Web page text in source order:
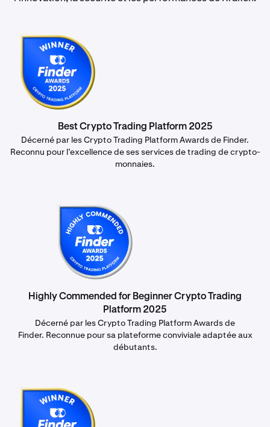
Best Crypto Trading Platform 2025
Décerné par les Crypto Trading Platform Awards de Finder.
Reconnu pour l’excellence de ses services de trading de crypto-
monnaies.
Highly Commended for Beginner Crypto Trading
Platform 2025
Décerné par les Crypto Trading Platform Awards de
Finder. Reconnue pour sa plateforme conviviale adaptée aux
débutants.